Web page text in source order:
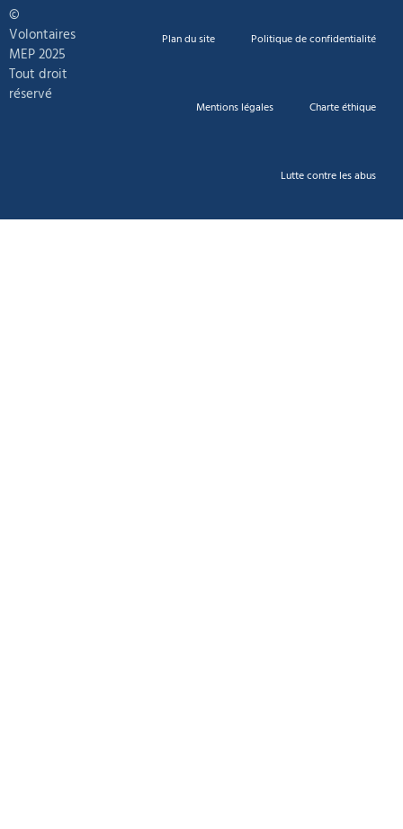
©
Volontaires
MEP 2025
Tout droit
réservé
Plan du site Politique de confidentialité
Mentions légales Charte éthique
Lutte contre les abus